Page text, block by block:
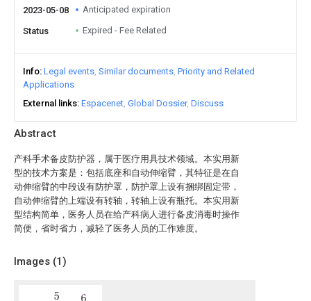
Abstract
产科手术备皮防护器，属于医疗用具技术领域。本实用新
型的技术方案是：包括底座和自动伸缩臂，其特征是在自
动伸缩臂的中段设有防护罩，防护罩上设有捆绑固定带，
自动伸缩臂的上端设有转轴，转轴上设有瓶托。本实用新
型结构简单，医务人员在给产科病人进行备皮消毒时操作
简便，省时省力，减轻了医务人员的工作难度。
Images (1)
2023-05-08 Anticipated expiration
Status Expired - Fee Related
Info Legal events Similar documents Priority and Related
Applications
External links Espacenet Global Dossier Discuss